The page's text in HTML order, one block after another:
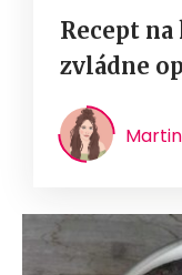
Recept
zvládne